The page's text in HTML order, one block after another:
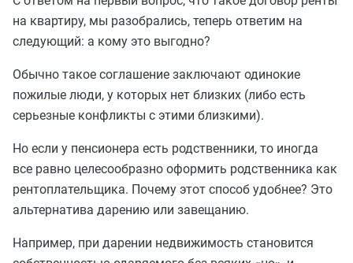
на квартиру, мы разобрались, теперь ответим на
следующий: а кому это выгодно?
Обычно такое соглашение заключают одинокие
пожилые люди, у которых нет близких (либо есть
серьезные конфликты с этими близкими).
Но если у пенсионера есть родственники, то иногда
все равно целесообразно оформить родственника как
рентоплательщика. Почему этот способ удобнее? Это
альтернатива дарению или завещанию.
Например, при дарении недвижимость становится